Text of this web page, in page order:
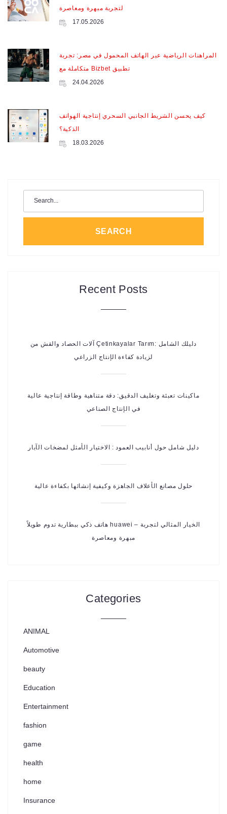
لتجربة مبهرة ومعاصرة
17.05.2026
المراهنات الرياضية عبر الهاتف المحمول في مصر: تجربة
متكاملة مع Bizbet تطبيق
24.04.2026
كيف يحسن الشريط الجانبي السحري إنتاجية الهواتف
الذكية؟
18.03.2026
SEARCH
Recent Posts
آلات الحصاد والقش من Çetinkayalar Tarım: دليلك الشامل
لزيادة كفاءة الإنتاج الزراعي
ماكينات تعبئة وتغليف الدقيق: دقة متناهية وطاقة إنتاجية عالية
في الإنتاج الصناعي
دليل شامل حول أنابيب العمود : الاختيار الأمثل لمضخات الآبار
حلول مصانع الأعلاف الجاهزة وكيفية إنشائها بكفاءة عالية
هاتف ذكي ببطارية تدوم طويلاً huawei – الخيار المثالي لتجربة
مبهرة ومعاصرة
Categories
ANIMAL
Automotive
beauty
Education
Entertainment
fashion
game
health
home
Insurance